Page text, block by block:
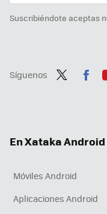
Suscribiéndote aceptas
Síguenos
En Xataka
Móviles Android
Aplicaciones Android